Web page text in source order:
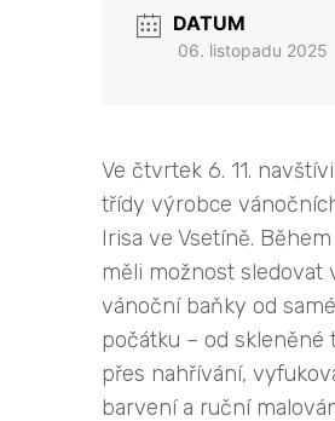
DATUM
06. listopadu 2025
Ve čtvrtek 6. 11.
třídy výrobce
Irisa ve Vsetíně.
měli možnost sledovat
vánoční baňky od
počátku – od skleněné
přes nahřívání,
barvení a ruční